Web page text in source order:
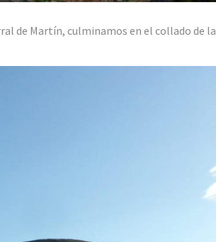
de Martín, culminamos en el collado de la